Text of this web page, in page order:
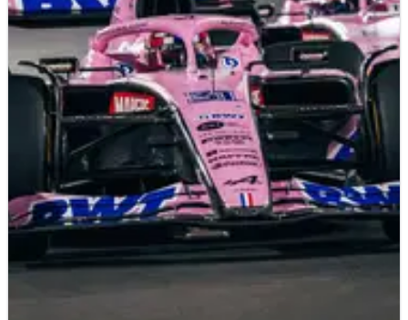
F1 NEWS 30/03/22
Kecelakaan Schumacher di Arab Saudi
Membebani Haas 1 Juta Dollar
Kecelakaan besar Mick Schumacher pada kualifikasi Grand
Prix Arab Saudi dapat membebani anggaran tim Formula 1
Haas hingga satu juta Dollar Amerika.